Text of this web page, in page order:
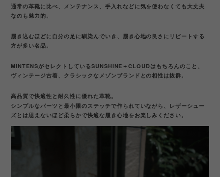
通常の革靴に比べ、メンテナンス、手入れなどに気を使わなくても大丈夫
なのも魅力的。
履き込むほどに自分の足に馴染んでいき、履き心地の良さにリピートする
方が多い名品。
MINTENSがセレクトしているSUNSHINE＋CLOUDはもちろんのこと、
ヴィンテージ古着、クラシックなメゾンブランドとの相性は抜群。
高品質で快適性と耐久性に優れた革靴。
シンプルなパーツと最小限のステッチで作られていながら、レザーシュー
ズとは思えないほど柔らかで快適な履き心地をお楽しみください。